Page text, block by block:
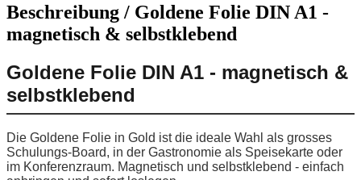
Beschreibung / Goldene Folie DIN A1 -
magnetisch & selbstklebend
Goldene Folie DIN A1 - magnetisch &
selbstklebend
Die Goldene Folie in Gold ist die ideale Wahl als grosses
Schulungs-Board, in der Gastronomie als Speisekarte oder
im Konferenzraum. Magnetisch und selbstklebend - einfach